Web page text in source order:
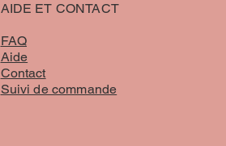
AIDE ET CONTACT
FAQ
Aide
Contact
Suivi de commande